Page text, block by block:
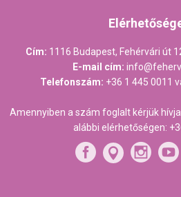
Cím: 1116 Budapest, Fehérvári út
E-mail cím:
Telefonszám: +36 1 445 0011
Amennyiben a szám foglalt kérjük
alábbi elérhetőségen: